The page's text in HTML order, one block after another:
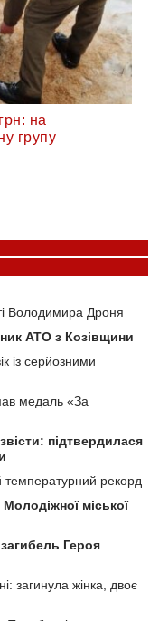
на
групу
Володимира Дроня
АТО з Козівщини
із серйозними
медаль «За
підтвердилася
температурний рекорд
міської
Героя
загинула жінка, двоє